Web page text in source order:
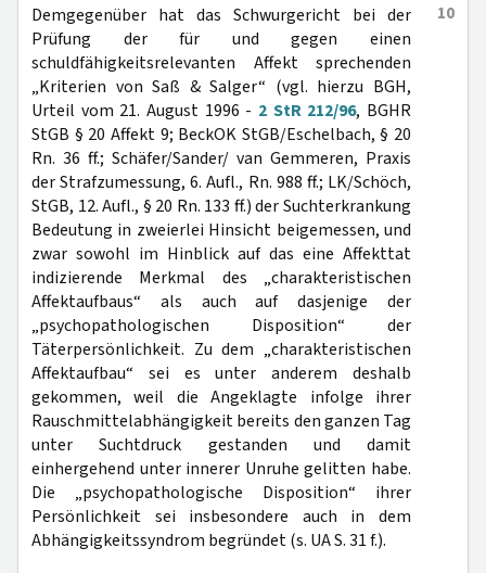
10
Demgegenüber hat das Schwurgericht bei der
Prüfung der für und gegen einen
schuldfähigkeitsrelevanten Affekt sprechenden
„Kriterien von Saß & Salger“ (vgl. hierzu BGH,
Urteil vom 21. August 1996 - 2 StR 212/96, BGHR
StGB § 20 Affekt 9; BeckOK StGB/Eschelbach, § 20
Rn. 36 ff.; Schäfer/Sander/ van Gemmeren, Praxis
der Strafzumessung, 6. Aufl., Rn. 988 ff.; LK/Schöch,
StGB, 12. Aufl., § 20 Rn. 133 ff.) der Suchterkrankung
Bedeutung in zweierlei Hinsicht beigemessen, und
zwar sowohl im Hinblick auf das eine Affekttat
indizierende Merkmal des „charakteristischen
Affektaufbaus“ als auch auf dasjenige der
„psychopathologischen Disposition“ der
Täterpersönlichkeit. Zu dem „charakteristischen
Affektaufbau“ sei es unter anderem deshalb
gekommen, weil die Angeklagte infolge ihrer
Rauschmittelabhängigkeit bereits den ganzen Tag
unter Suchtdruck gestanden und damit
einhergehend unter innerer Unruhe gelitten habe.
Die „psychopathologische Disposition“ ihrer
Persönlichkeit sei insbesondere auch in dem
Abhängigkeitssyndrom begründet (s. UA S. 31 f.).